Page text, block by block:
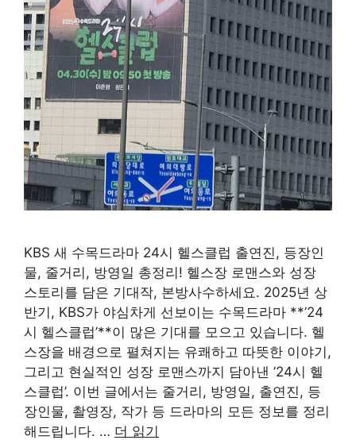
KBS 새 수목드라마 24시 헬스클럽 출연진, 등장인
물, 줄거리, 방영일 총정리! 헬스장 로맨스와 성장
스토리를 담은 기대작, 본방사수하세요. 2025년 상
반기, KBS가 야심차게 선보이는 수목드라마 **’24
시 헬스클럽’**이 많은 기대를 모으고 있습니다. 헬
스장을 배경으로 펼쳐지는 유쾌하고 따뜻한 이야기,
그리고 현실적인 성장 로맨스까지 담아낸 ’24시 헬
스클럽’. 이번 글에서는 줄거리, 방영일, 출연진, 등
장인물, 촬영장, 작가 등 드라마의 모든 정보를 정리
해드립니다. … 더 읽기